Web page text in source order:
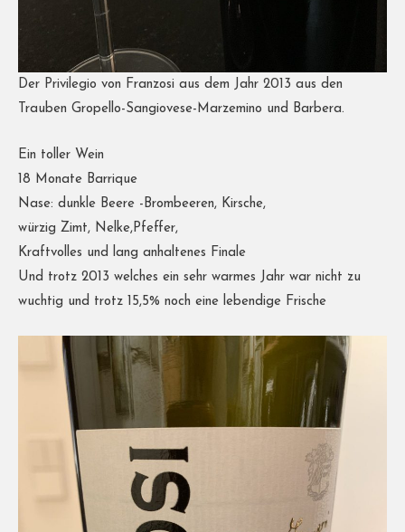
Der Privilegio von Franzosi aus dem Jahr 2013 aus den
Trauben Gropello-Sangiovese-Marzemino und Barbera.
Ein toller Wein
18 Monate Barrique
Nase: dunkle Beere -Brombeeren, Kirsche,
würzig Zimt, Nelke,Pfeffer,
Kraftvolles und lang anhaltenes Finale
Und trotz 2013 welches ein sehr warmes Jahr war nicht zu
wuchtig und trotz 15,5% noch eine lebendige Frische